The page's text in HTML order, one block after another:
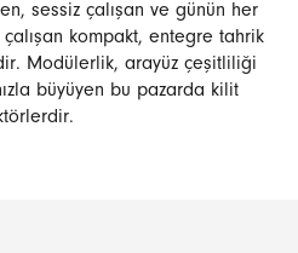
sessiz çalışan ve günün her
kompakt, entegre tahrik
Modülerlik, arayüz çeşitliliği
büyüyen bu pazarda kilit